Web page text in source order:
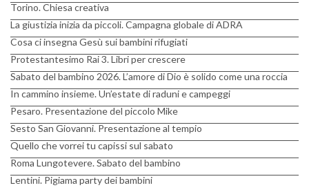
Torino. Chiesa creativa
La giustizia inizia da piccoli. Campagna globale di ADRA
Cosa ci insegna Gesù sui bambini rifugiati
Protestantesimo Rai 3. Libri per crescere
Sabato del bambino 2026. L’amore di Dio è solido come una roccia
In cammino insieme. Un’estate di raduni e campeggi
Pesaro. Presentazione del piccolo Mike
Sesto San Giovanni. Presentazione al tempio
Quello che vorrei tu capissi sul sabato
Roma Lungotevere. Sabato del bambino
Lentini. Pigiama party dei bambini